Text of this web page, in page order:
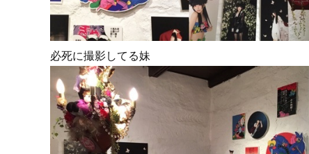
必死に撮影してる妹